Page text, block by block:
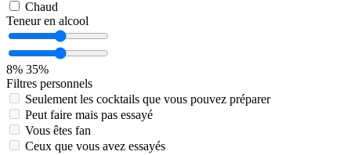
Chaud
Teneur en alcool
8% 35%
Filtres personnels
Seulement les cocktails que vous pouvez préparer
Peut faire mais pas essayé
Vous êtes fan
Ceux que vous avez essayés